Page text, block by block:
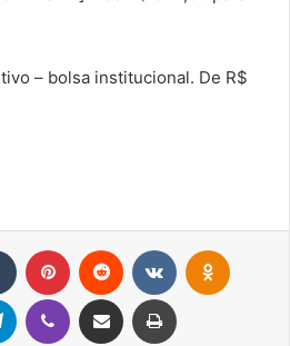
– bolsa institucional. De R$
Tumblr Pinterest Reddit
Telegram Viber Compartilhar via e-mail Imprimir